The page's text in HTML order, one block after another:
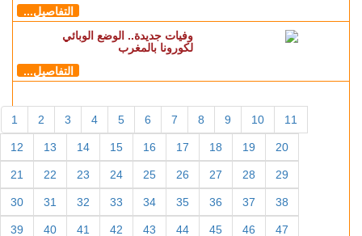
التفاصيل...
وفيات جديدة.. الوضع الوبائي
لكورونا بالمغرب
التفاصيل...
1 2 3 4 5 6 7 8 9 10 11
12 13 14 15 16 17 18 19 20
21 22 23 24 25 26 27 28 29
30 31 32 33 34 35 36 37 38
39 40 41 42 43 44 45 46 47